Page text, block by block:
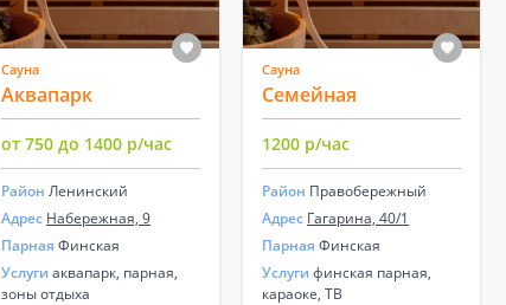
Сауна
Аквапарк
от 750 до 1400 р/час
Район Ленинский
Адрес Набережная, 9
Парная Финская
Услуги аквапарк, парная,
зоны отдыха
Сауна
Семейная
1200 р/час
Район Правобережный
Адрес Гагарина, 40/1
Парная Финская
Услуги финская парная,
караоке, ТВ